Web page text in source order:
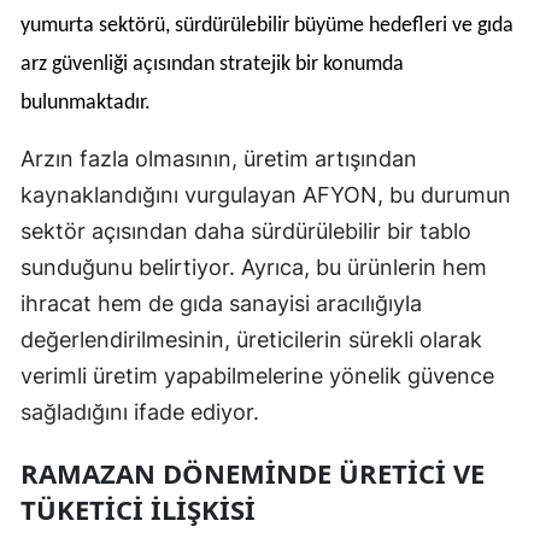
yumurta sektörü, sürdürülebilir büyüme hedefleri ve gıda
arz güvenliği açısından stratejik bir konumda
bulunmaktadır.
Arzın fazla olmasının, üretim artışından
kaynaklandığını vurgulayan AFYON, bu durumun
sektör açısından daha sürdürülebilir bir tablo
sunduğunu belirtiyor. Ayrıca, bu ürünlerin hem
ihracat hem de gıda sanayisi aracılığıyla
değerlendirilmesinin, üreticilerin sürekli olarak
verimli üretim yapabilmelerine yönelik güvence
sağladığını ifade ediyor.
RAMAZAN DÖNEMINDE ÜRETICI VE
TÜKETICI İLIŞKISI